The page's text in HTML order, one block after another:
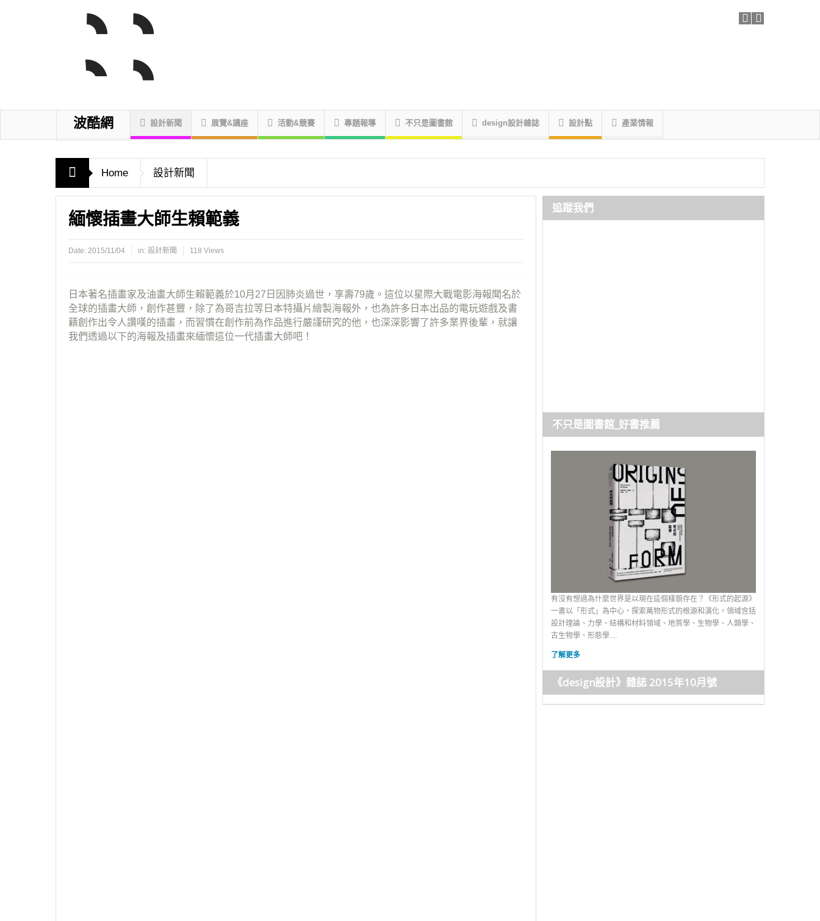
波酷網 設計新聞 展覽&講座 活動&競賽 專題報導 不只是圖書館 design設計雜誌 設計點 產業情報
Home 設計新聞
緬懷插畫大師生賴範義
Date: 2015/11/04 in: 設計新聞 118 Views
日本著名插畫家及油畫大師生賴範義於10月27日因肺炎過世，享壽79歲。這位以星際大戰電影海報聞名於
全球的插畫大師，創作甚豐，除了為哥吉拉等日本特攝片繪製海報外，也為許多日本出品的電玩遊戲及書
籍創作出令人讚嘆的插畫，而習慣在創作前為作品進行嚴謹研究的他，也深深影響了許多業界後輩，就讓
我們透過以下的海報及插畫來緬懷這位一代插畫大師吧！
追蹤我們
不只是圖書館_好書推薦
有沒有想過為什麼世界是以現在這個樣貌存在？《形式的起源》
一書以「形式」為中心，探索萬物形式的根源和演化，領域含括
設計理論、力學、結構和材料領域、地質學、生物學、人類學、
古生物學、形態學....
了解更多
《design設計》雜誌 2015年10月號